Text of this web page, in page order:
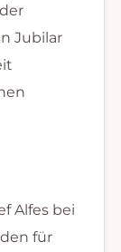
Jubilar
Alfes bei
für